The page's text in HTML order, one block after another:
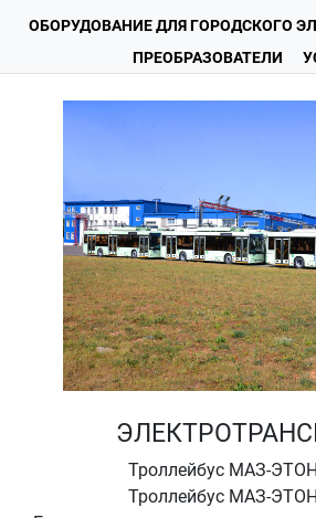
ОБОРУДОВАНИЕ ДЛЯ ГОРОДСКОГО
ПРЕОБРАЗОВАТЕЛИ
Троллейбус МАЗ-
Троллейбус МАЗ-